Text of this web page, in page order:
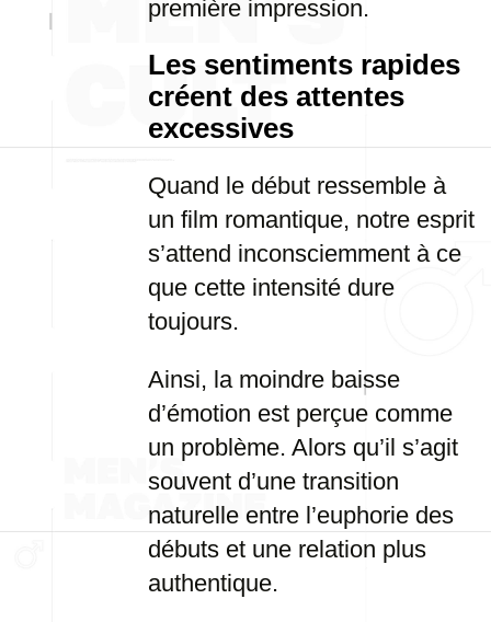
première impression.
Les sentiments rapides
créent des attentes
excessives
Quand le début ressemble à
un film romantique, notre esprit
s’attend inconsciemment à ce
que cette intensité dure
toujours.
Ainsi, la moindre baisse
d’émotion est perçue comme
un problème. Alors qu’il s’agit
souvent d’une transition
naturelle entre l’euphorie des
débuts et une relation plus
authentique.